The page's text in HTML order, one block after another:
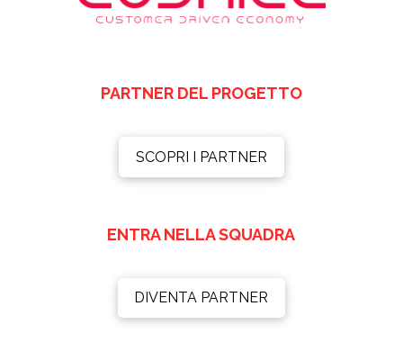
PARTNER DEL PROGETTO
SCOPRI I PARTNER
ENTRA NELLA SQUADRA
DIVENTA PARTNER